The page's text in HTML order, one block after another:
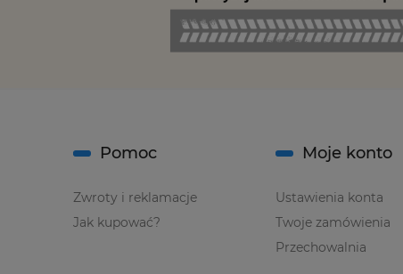
Pomoc
Zwroty i reklamacje
Jak kupować?
Moje konto
Ustawienia konta
Twoje zamówienia
Przechowalnia